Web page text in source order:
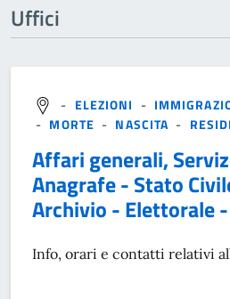
Uffici
- ELEZIONI -
- MORTE - NASCITA -
Affari generali,
Anagrafe - Stato
Archivio - Elettorale
Info, orari e contatti relativi